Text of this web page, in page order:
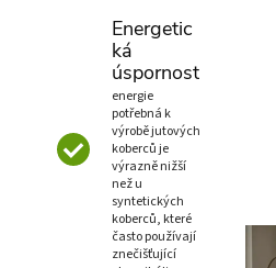
Energetic
ká
úspornost
energie
potřebná k
výrobě jutových
koberců je
výrazně nižší
než u
syntetických
koberců, které
často používají
znečišťující